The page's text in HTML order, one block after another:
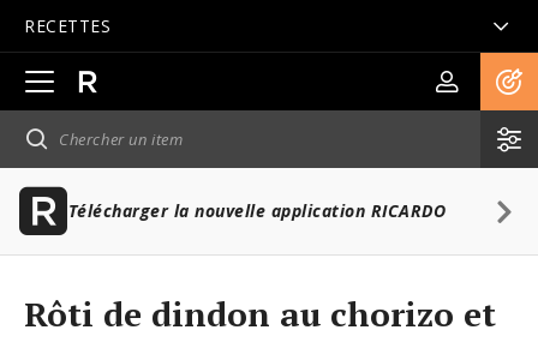
RECETTES
Ouvrir
la
navigation
principale
Télécharger la nouvelle application RICARDO
Rôti de dindon au chorizo et